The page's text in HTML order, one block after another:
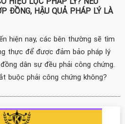
ĐỒNG, HẬU QUẢ PHÁP LÝ LÀ
hiện nay, các bên thường sẽ tìm
thực để được đảm bảo pháp lý
dân sự đều phải công chứng.
buộc phải công chứng không?